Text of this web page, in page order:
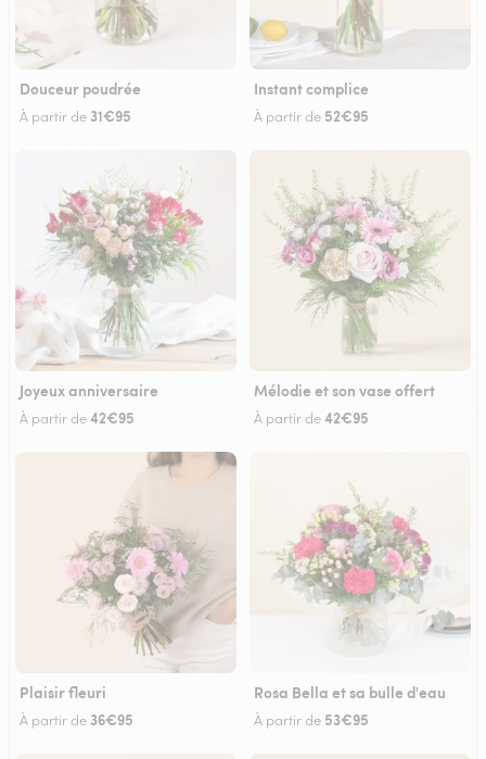
Douceur poudrée
À partir de 31€95
Instant complice
À partir de 52€95
Joyeux anniversaire
À partir de42€95
Mélodie et son vase offert
À partir de42€95
Plaisir fleuri
À partir de 36€95
Rosa Bella et sa bulle d'eau
À partir de 53€95